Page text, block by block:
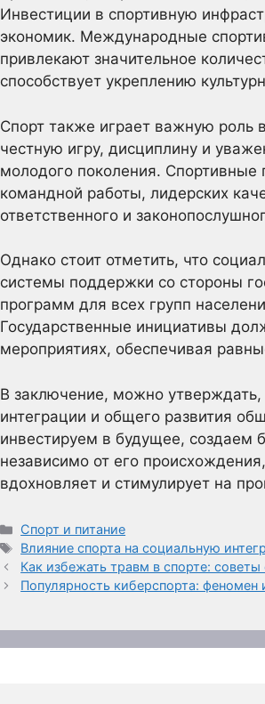
Инвестиции в спортивную
экономик. Международные
привлекают значительное
способствует укреплению
Спорт также играет важную роль
честную игру, дисциплину и
молодого поколения.
командной работы, лидерских
ответственного и
Однако стоит отметить, что
системы поддержки со стороны
программ для всех групп
Государственные инициативы
мероприятиях, обеспечивая
В заключение, можно
интеграции и общего развития
инвестируем в будущее, создаем
независимо от его
вдохновляет и стимулирует на
Рубрики
Спорт и питание
Метки
Влияние спорта на социальную
Как избежать травм в спорте: советы
Популярность киберспорта: феномен